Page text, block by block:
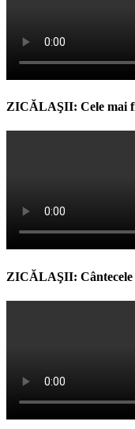
ZICĂLAŞII: Cele mai
ZICĂLAŞII: Cântecele